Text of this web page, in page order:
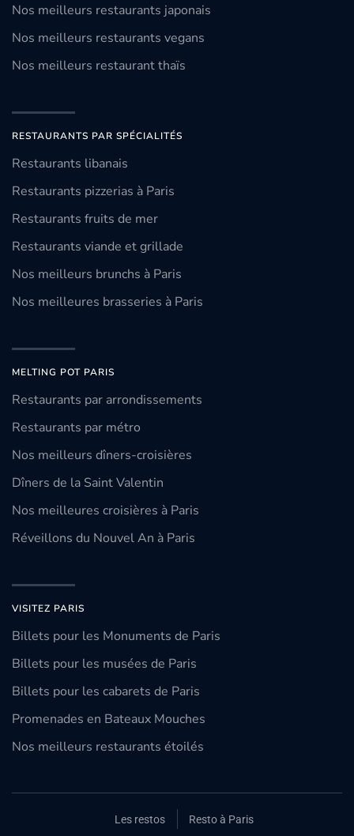
Nos meilleurs restaurants japonais
Nos meilleurs restaurants vegans
Nos meilleurs restaurant thaïs
RESTAURANTS PAR SPÉCIALITÉS
Restaurants libanais
Restaurants pizzerias à Paris
Restaurants fruits de mer
Restaurants viande et grillade
Nos meilleurs brunchs à Paris
Nos meilleures brasseries à Paris
MELTING POT PARIS
Restaurants par arrondissements
Restaurants par métro
Nos meilleurs dîners-croisières
Dîners de la Saint Valentin
Nos meilleures croisières à Paris
Réveillons du Nouvel An à Paris
VISITEZ PARIS
Billets pour les Monuments de Paris
Billets pour les musées de Paris
Billets pour les cabarets de Paris
Promenades en Bateaux Mouches
Nos meilleurs restaurants étoilés
Les restos Resto à Paris